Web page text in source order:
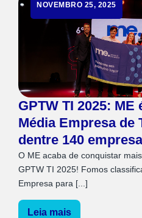
NOVEMBRO 25, 2025
GPTW TI 2025: ME
Média Empresa de
dentre 140
O ME acaba de conquistar
GPTW TI 2025! Fomos
Empresa para [...]
Leia mais